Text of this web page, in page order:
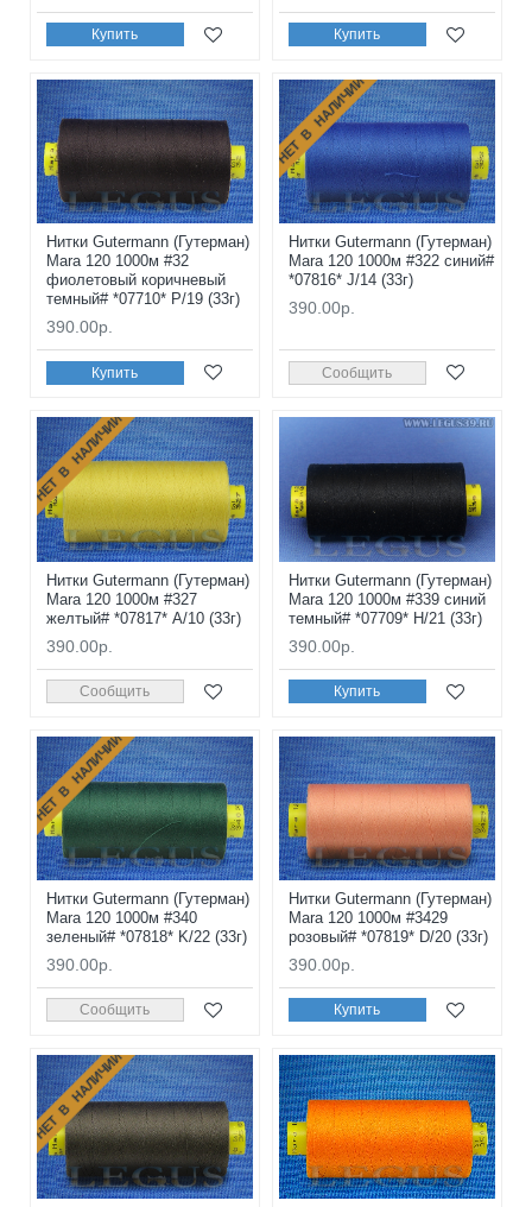
Купить Купить
Нитки Gutermann (Гутерман)
Mara 120 1000м #32
фиолетовый коричневый
темный# *07710* P/19 (33г)
390.00р.
Купить
НЕТ В НАЛИЧИИ
Нитки Gutermann (Гутерман)
Mara 120 1000м #322 синий#
*07816* J/14 (33г)
390.00р.
Сообщить
НЕТ В НАЛИЧИИ
Нитки Gutermann (Гутерман)
Mara 120 1000м #327
желтый# *07817* A/10 (33г)
390.00р.
Сообщить
Нитки Gutermann (Гутерман)
Mara 120 1000м #339 синий
темный# *07709* H/21 (33г)
390.00р.
Купить
НЕТ В НАЛИЧИИ
Нитки Gutermann (Гутерман)
Mara 120 1000м #340
зеленый# *07818* K/22 (33г)
390.00р.
Сообщить
Нитки Gutermann (Гутерман)
Mara 120 1000м #3429
розовый# *07819* D/20 (33г)
390.00р.
Купить
НЕТ В НАЛИЧИИ